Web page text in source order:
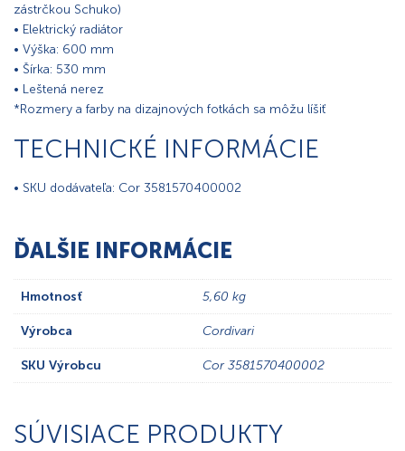
zástrčkou Schuko)
• Elektrický radiátor
• Výška: 600 mm
• Šírka: 530 mm
• Leštená nerez
*Rozmery a farby na dizajnových fotkách sa môžu líšiť
TECHNICKÉ INFORMÁCIE
• SKU dodávateľa: Cor 3581570400002
ĎALŠIE INFORMÁCIE
Hmotnosť 5,60 kg
Výrobca Cordivari
SKU Výrobcu Cor 3581570400002
SÚVISIACE PRODUKTY